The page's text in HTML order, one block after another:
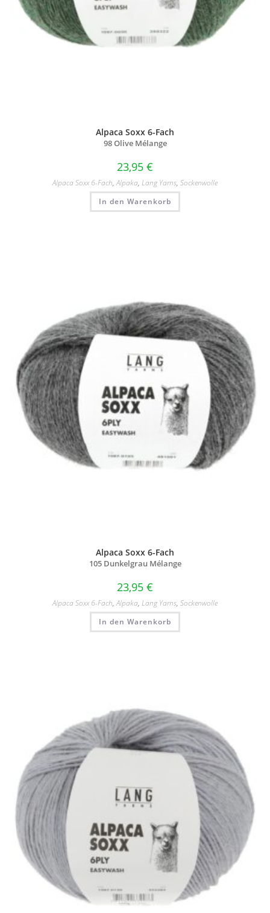
Alpaca Soxx 6-Fach
98 Olive Mélange
23,95 €
Alpaca Soxx 6-Fach,Alpaka, Lang Yarns, Sockenwolle
In den Warenkorb
Alpaca Soxx 6-Fach
105 Dunkelgrau Mélange
23,95 €
Alpaca Soxx 6-Fach,Alpaka, Lang Yarns, Sockenwolle
In den Warenkorb